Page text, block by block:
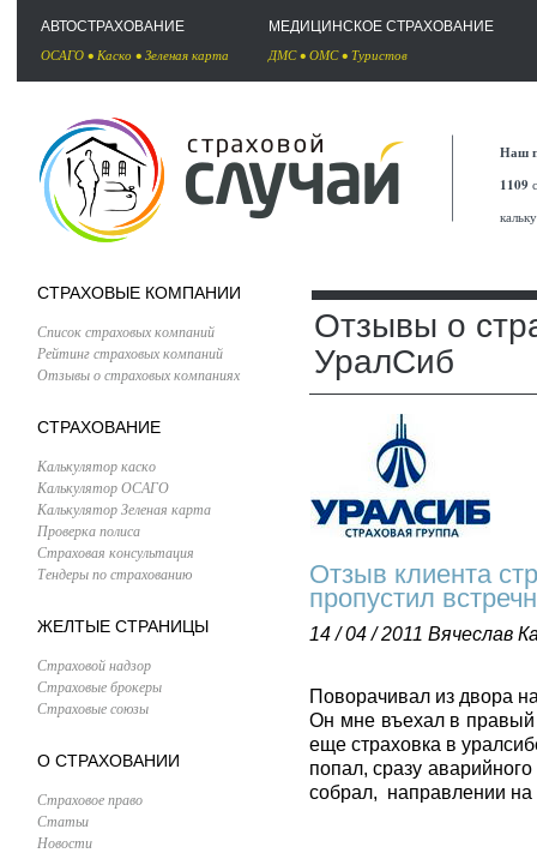
АВТОСТРАХОВАНИЕ
ОСАГО • Каско • Зеленая карта
МЕДИЦИНСКОЕ СТРАХОВАНИЕ
ДМС• ОМС• Туристов
Наш
1109
СТРАХОВЫЕ КОМПАНИИ
Список страховых компаний
Рейтинг страховых компаний
Отзывы о страховых компаниях
СТРАХОВАНИЕ
Калькулятор каско
Калькулятор ОСАГО
Калькулятор Зеленая карта
Проверка полиса
Страховая консультация
Тендеры по страхованию
ЖЕЛТЫЕ СТРАНИЦЫ
Страховой надзор
Страховые брокеры
Страховые союзы
О СТРАХОВАНИИ
Страховое право
Статьи
Новости
Отзывы о
УралСиб
Отзыв клиента
пропустил
14 / 04 / 2011 Вячеслав
Поворачивал из двора
Он мне въехал в правый
еще страховка в
попал, сразу
собрал, направлении на